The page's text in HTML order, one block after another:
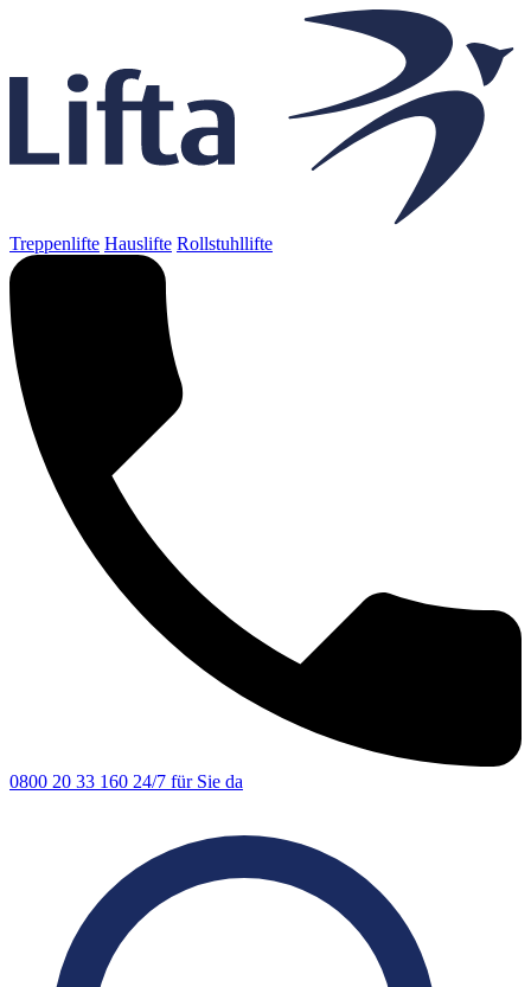
Treppenlifte Hauslifte Rollstuhllifte
0800 20 33 160 24/7 für Sie da